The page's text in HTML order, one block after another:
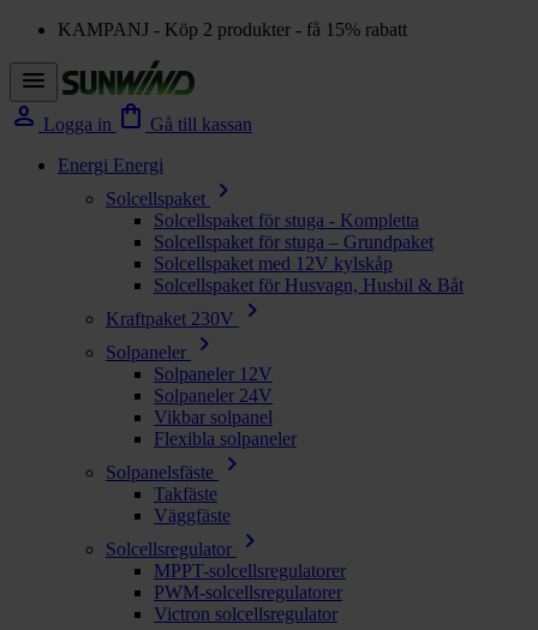
KAMPANJ - Köp 2 produkter - få 15% rabatt
menu
person Logga in shopping_bag Gå till kassan
Energi Energi
Solcellspaket
chevron_right
Solcellspaket för stuga - Kompletta
Solcellspaket för stuga – Grundpaket
Solcellspaket med 12V kylskåp
Solcellspaket för Husvagn, Husbil & Båt
Kraftpaket 230V
chevron_right
Solpaneler chevron_right
Solpaneler 12V
Solpaneler 24V
Vikbar solpanel
Flexibla solpaneler
Solpanelsfäste
chevron_right
Takfäste
Väggfäste
Solcellsregulator
chevron_right
MPPT-solcellsregulatorer
PWM-solcellsregulatorer
Victron solcellsregulator